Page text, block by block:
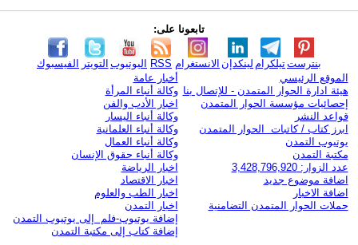
تابعونا على:
الفيسبوك التويتر اليوتيوب RSS الانستغرام لينكدإن تيلكرامبنترست
الموقع الرئيسي
هيئة ادارة الحوار المتمدن - للإتصال بنا
إحصائيات مؤسسة الحوار المتمدن
قواعد النشر
ابرز كتاب / كاتبات الحوار المتمدن
يوتيوب التمدن
مكتبة التمدن
عدد الزوار: 3,428,796,920
اضافة موضوع جديد
اضافة الاخبار
حملات الحوار المتمدن التضامنية
أخبار عامة
وكالة أنباء المرأة
اخبار الأدب والفن
وكالة أنباء اليسار
وكالة أنباء العلمانية
وكالة أنباء العمال
وكالة أنباء حقوق الإنسان
اخبار الرياضة
اخبار الاقتصاد
اخبار الطب والعلوم
اخبار التمدن
إضافة يوتيوب-فلم إلى يوتيوب التمدن
إضافة كتاب إلى مكتبة التمدن